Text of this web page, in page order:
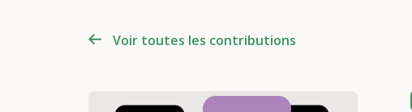
Voir toutes les contributions